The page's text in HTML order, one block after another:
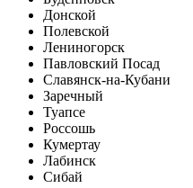
Донской
Полевской
Лениногорск
Павловский Посад
Славянск-на-Кубани
Заречный
Туапсе
Россошь
Кумертау
Лабинск
Сибай